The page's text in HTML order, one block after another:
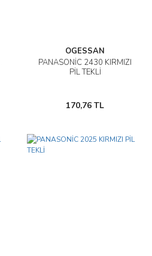
OGESSAN
PANASONİC 2430 KIRMIZI
PİL TEKLİ
170,76 TL